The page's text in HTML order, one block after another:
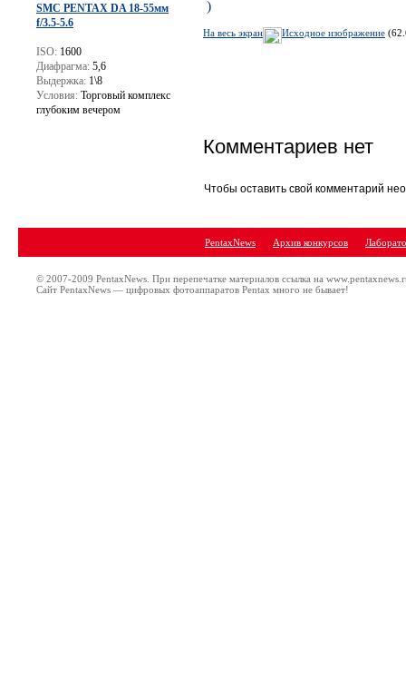
SMC PENTAX DA 18-55мм
f/3.5-5.6
ISO: 1600
Диафрагма: 5,6
Выдержка: 1\8
Условия: Торговый комплекс
глубоким вечером
На весь экран Исходное изображение
Комментариев нет
Чтобы оставить свой комментарий
PentaxNews Архив конкурсов
© 2007-2009 PentaxNews. При перепечатке материалов ссылка на
Сайт PentaxNews — цифровых фотоаппаратов Pentax много не бывает!